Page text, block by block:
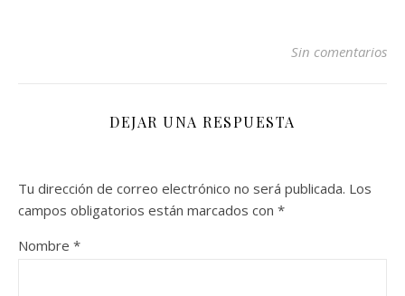
Sin comentarios
DEJAR UNA RESPUESTA
Tu dirección de correo electrónico no será publicada. Los
campos obligatorios están marcados con *
Nombre *